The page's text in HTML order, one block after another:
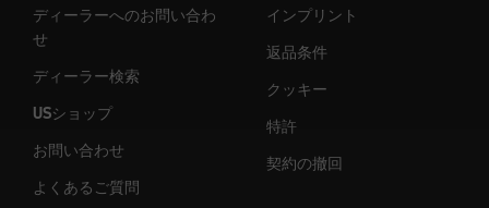
ディーラーへのお問い合わ
せ
ディーラー検索
USショップ
お問い合わせ
よくあるご質問
インプリント
返品条件
クッキー
特許
契約の撤回